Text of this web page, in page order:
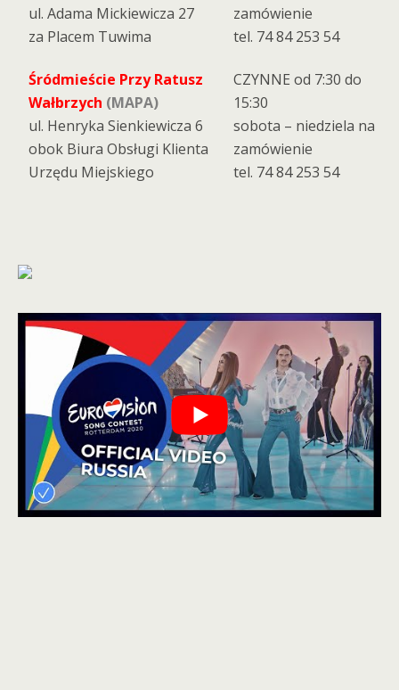
ul. Adama Mickiewicza 27
za Placem Tuwima
zamówienie
tel. 74 84 253 54
Śródmieście Przy Ratusz
Wałbrzych (MAPA)
ul. Henryka Sienkiewicza 6
obok Biura Obsługi Klienta
Urzędu Miejskiego
CZYNNE od 7:30 do
15:30
sobota – niedziela na
zamówienie
tel. 74 84 253 54